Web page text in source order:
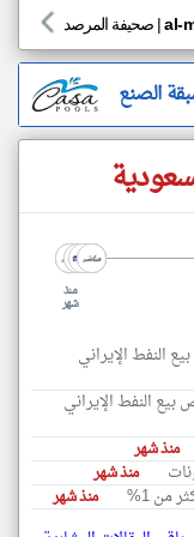
صحيفة المرصد |al-
الصنع
منذ
شهر
النفط الإيراني
منذ شهر
منذ شهر
من 1% منذ شهر